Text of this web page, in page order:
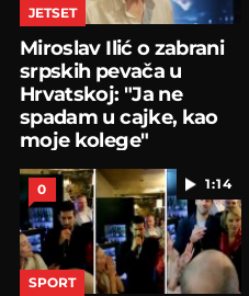
JETSET
Miroslav Ilić o zabrani
srpskih pevača u
Hrvatskoj: "Ja ne
spadam u cajke, kao
moje kolege"
1:14
0
SPORT